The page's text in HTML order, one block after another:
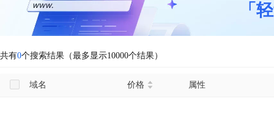
「
共有0个搜索结果（最多显示10000个结果）
域名 价格 属性